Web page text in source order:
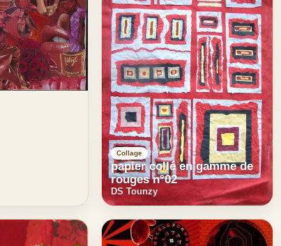
Collage
papier collé en gamme de
rouges n°02
DS Tounzy